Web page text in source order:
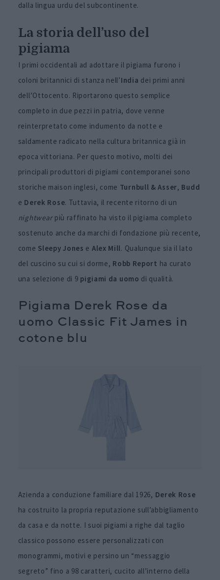
dalla lingua urdu del subcontinente.
La storia dell’uso del
pigiama
I primi occidentali ad adottare il pigiama furono i
coloni britannici di stanza nell’India dei primi anni
dell’Ottocento. Riportarono questo semplice
completo in due pezzi in patria, dove venne
reinterpretato come indumento da notte e
saldamente radicato nella cultura britannica già in
epoca vittoriana. Per questo motivo, molti dei
principali produttori di pigiami contemporanei sono
storiche maison inglesi, come Turnbull & Asser, Budd
e Derek Rose. Tuttavia, il recente ritorno di un
nightwearpiù raffinato ha visto il pigiama completo
sostenuto anche da marchi di fondazione più recente,
come Sleepy Jones e Alex Mill. Qualunque sia il lato
del cuscino su cui si dorme, Robb Report ha curato
una selezione di 9 pigiami da uomo di qualità.
Pigiama Derek Rose da
uomo Classic Fit James in
cotone blu
Azienda a conduzione familiare dal 1926, Derek Rose
ha costruito la propria reputazione sull’abbigliamento
da casa e da notte. I suoi pigiami a righe dal taglio
classico possono essere personalizzati con
monogrammi, motivi e persino un “messaggio
segreto” fino a 98 caratteri, cucito all’interno della